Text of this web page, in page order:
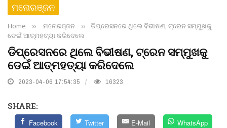
ମନୋରଞ୍ଜନ
Home ›› ମନୋରଞ୍ଜନ ››
ଡିପ୍ରେସନରେ ଥିଲେ ବିଭୀଷଣ, ଟ୍ରେନ ସମ୍ମୁଖକୁ
ଡେଇଁ ଆତ୍ମହତ୍ୟା କରିଦେଲେ
ଡିପ୍ରେସନରେ ଥିଲେ ବିଭୀଷଣ, ଟ୍ରେନ ସମ୍ମୁଖକୁ
ଡେଇଁ ଆତ୍ମହତ୍ୟା କରିଦେଲେ
2023-04-06 17:54:35 16323
SHARE:
Facebook Twitter E-Mail WhatsApp